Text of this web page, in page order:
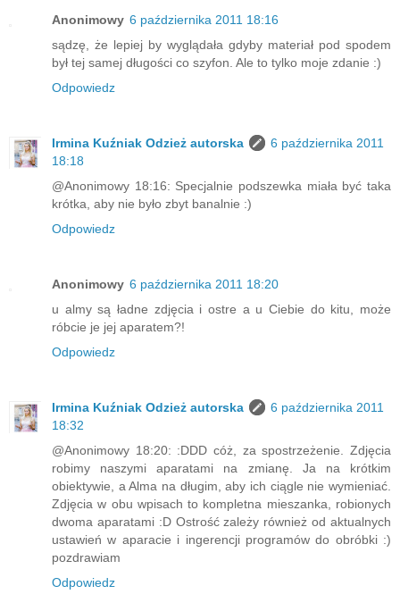
Anonimowy 6 października 2011 18:16
sądzę, że lepiej by wyglądała gdyby materiał pod spodem
był tej samej długości co szyfon. Ale to tylko moje zdanie :)
Odpowiedz
Irmina Kuźniak Odzież autorska
6 października 2011
18:18
@Anonimowy 18:16: Specjalnie podszewka miała być taka
krótka, aby nie było zbyt banalnie :)
Odpowiedz
Anonimowy 6 października 2011 18:20
u almy są ładne zdjęcia i ostre a u Ciebie do kitu, może
róbcie je jej aparatem?!
Odpowiedz
Irmina Kuźniak Odzież autorska
6 października 2011
18:32
@Anonimowy 18:20: :DDD cóż, za spostrzeżenie. Zdjęcia
robimy naszymi aparatami na zmianę. Ja na krótkim
obiektywie, a Alma na długim, aby ich ciągle nie wymieniać.
Zdjęcia w obu wpisach to kompletna mieszanka, robionych
dwoma aparatami :D Ostrość zależy również od aktualnych
ustawień w aparacie i ingerencji programów do obróbki :)
pozdrawiam
Odpowiedz